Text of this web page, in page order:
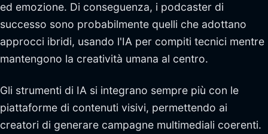
ed emozione. Di conseguenza, i podcaster di
successo sono probabilmente quelli che adottano
approcci ibridi, usando l'IA per compiti tecnici mentre
mantengono la creatività umana al centro.
Gli strumenti di IA si integrano sempre più con le
piattaforme di contenuti visivi, permettendo ai
creatori di generare campagne multimediali coerenti.